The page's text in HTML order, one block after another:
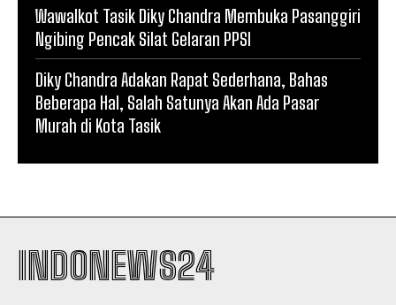
Wawalkot Tasik Diky Chandra Membuka Pasanggiri
Ngibing Pencak Silat Gelaran PPSI
Diky Chandra Adakan Rapat Sederhana, Bahas
Beberapa Hal, Salah Satunya Akan Ada Pasar
Murah di Kota Tasik
INDONEWS24